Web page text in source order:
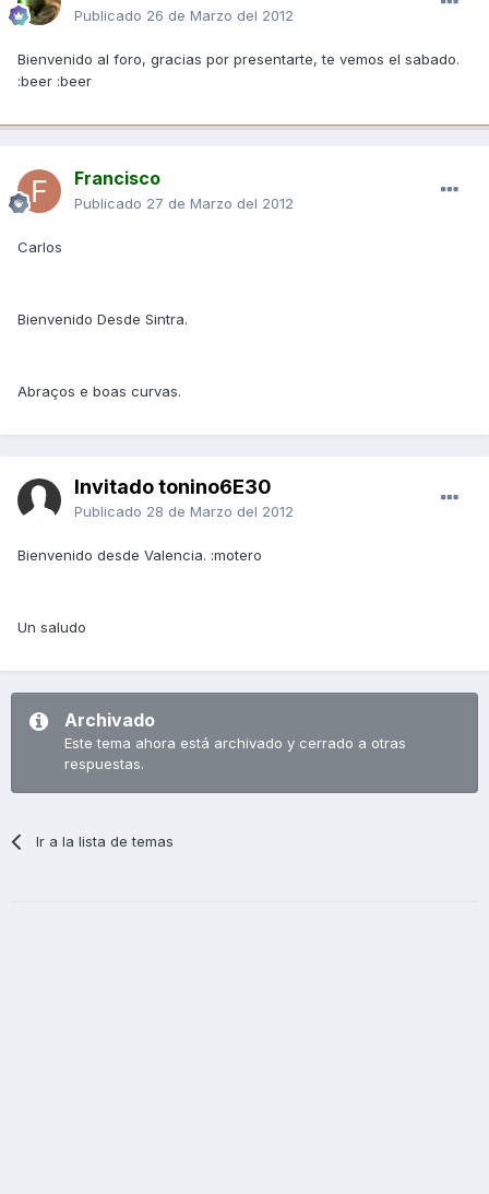
Publicado 26 de Marzo del 2012
Bienvenido al foro, gracias por presentarte, te vemos el sabado.
:beer :beer
Francisco
Publicado 27 de Marzo del 2012
Carlos
Bienvenido Desde Sintra.
Abraços e boas curvas.
Invitado tonino6E30
Publicado 28 de Marzo del 2012
Bienvenido desde Valencia. :motero
Un saludo
Archivado
Este tema ahora está archivado y cerrado a otras
respuestas.
Ir a la lista de temas